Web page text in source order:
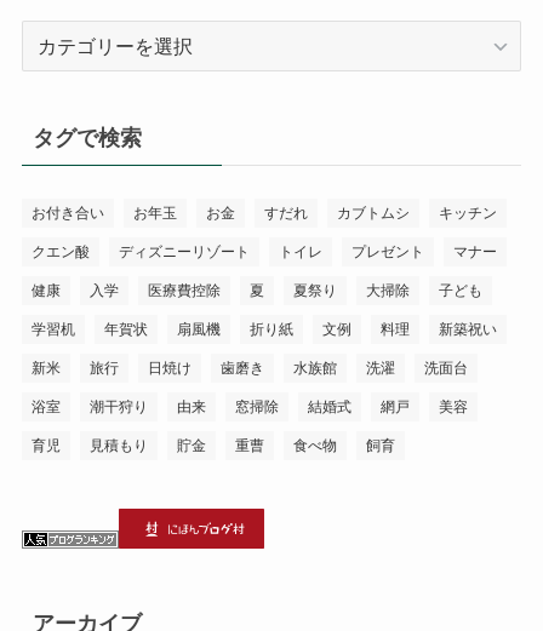
ー
タグで検索
お付き合い お年玉 お金 すだれ カブトムシ キッチン
クエン酸 ディズニーリゾート トイレ プレゼント マナー
健康 入学 医療費控除 夏 夏祭り 大掃除 子ども
学習机 年賀状 扇風機 折り紙 文例 料理 新築祝い
新米 旅行 日焼け 歯磨き 水族館 洗濯 洗面台
浴室 潮干狩り 由来 窓掃除 結婚式 網戸 美容
育児 見積もり 貯金 重曹 食べ物 飼育
アーカイブ